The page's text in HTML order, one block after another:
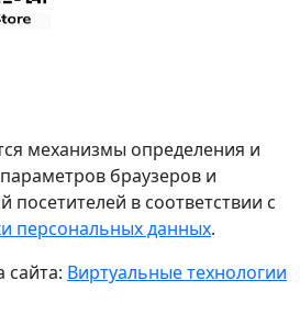
механизмы определения и
браузеров и
посетителей в соответствии с
персональных данных.
сайта: Виртуальные технологии